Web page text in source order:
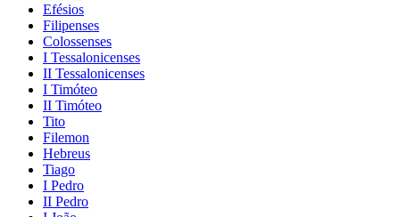
Efésios
Filipenses
Colossenses
I Tessalonicenses
II Tessalonicenses
I Timóteo
II Timóteo
Tito
Filemon
Hebreus
Tiago
I Pedro
II Pedro